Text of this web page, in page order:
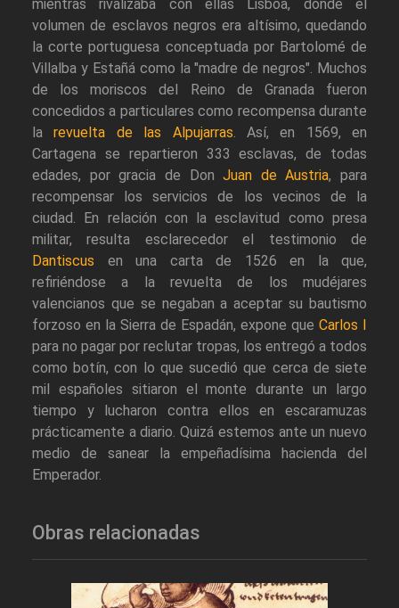
mientras rivalizaba con ellas Lisboa, donde el
volumen de esclavos negros era altísimo, quedando
la corte portuguesa conceptuada por Bartolomé de
Villalba y Estañá como la "madre de negros". Muchos
de los moriscos del Reino de Granada fueron
concedidos a particulares como recompensa durante
larevuelta de las Alpujarras. Así, en 1569, en
Cartagena se repartieron 333 esclavas, de todas
edades, por gracia de DonJuan de Austria, para
recompensar los servicios de los vecinos de la
ciudad. En relación con la esclavitud como presa
militar, resulta esclarecedor el testimonio de
Dantiscus en una carta de 1526 en la que,
refiriéndose a la revuelta de los mudéjares
valencianos que se negaban a aceptar su bautismo
forzoso en la Sierra de Espadán, expone que Carlos I
para no pagar por reclutar tropas, los entregó a todos
como botín, con lo que sucedió que cerca de siete
mil españoles sitiaron el monte durante un largo
tiempo y lucharon contra ellos en escaramuzas
prácticamente a diario. Quizá estemos ante un nuevo
medio de sanear la empeñadísima hacienda del
Emperador.
Obras relacionadas